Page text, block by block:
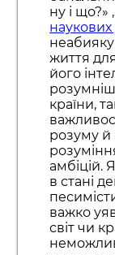
ну і що?»
неабияку
життя
його
країни,
розуму й
амбіцій.
в стані
важко
світ чи